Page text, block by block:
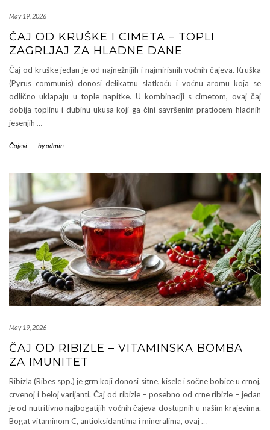
May 19, 2026
ČAJ OD KRUŠKE I CIMETA – TOPLI
ZAGRLJAJ ZA HLADNE DANE
Čaj od kruške jedan je od najnežnijih i najmirisnih voćnih čajeva. Kruška
(Pyrus communis) donosi delikatnu slatkoću i voćnu aromu koja se
odlično uklapaju u tople napitke. U kombinaciji s cimetom, ovaj čaj
dobija toplinu i dubinu ukusa koji ga čini savršenim pratiocem hladnih
jesenjih …
Čajevi - byadmin
May 19, 2026
ČAJ OD RIBIZLE – VITAMINSKA BOMBA
ZA IMUNITET
Ribizla (Ribes spp.) je grm koji donosi sitne, kisele i sočne bobice u crnoj,
crvenoj i beloj varijanti. Čaj od ribizle – posebno od crne ribizle – jedan
je od nutritivno najbogatijih voćnih čajeva dostupnih u našim krajevima.
Bogat vitaminom C, antioksidantima i mineralima, ovaj …